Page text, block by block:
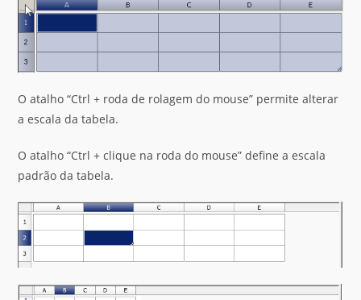
O atalho “Ctrl + roda de rolagem do mouse” permite alterar
a escala da tabela.
O atalho “Ctrl + clique na roda do mouse” define a escala
padrão da tabela.